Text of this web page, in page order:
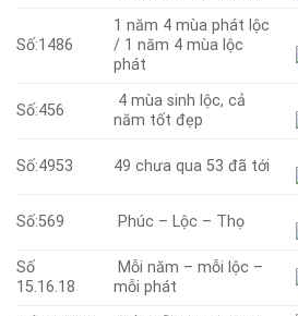
Số:1486
1 năm 4 mùa phát lộc
/ 1 năm 4 mùa lộc
phát
Số:456
4 mùa sinh lộc, cả
năm tốt đẹp
Số:4953 49 chưa qua 53 đã tới
Số:569 Phúc – Lộc – Thọ
Số
15.16.18
Mỗi năm – mỗi lộc –
mỗi phát